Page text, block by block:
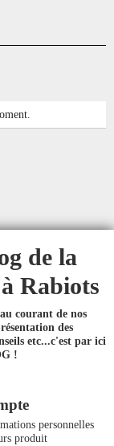
de la
Rabiots
courant de nos
des
etc...c'est par ici
!
personnelles
produit